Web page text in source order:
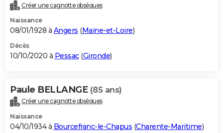
Créer une cagnotte obsèques
Naissance
08/01/1928 à Angers (Maine-et-Loire)
Décès
10/10/2020 à Pessac(Gironde)
Paule BELLANGE (85 ans)
Créer une cagnotte obsèques
Naissance
04/10/1934 à Bourcefranc-le-Chapus (Charente-Maritime)